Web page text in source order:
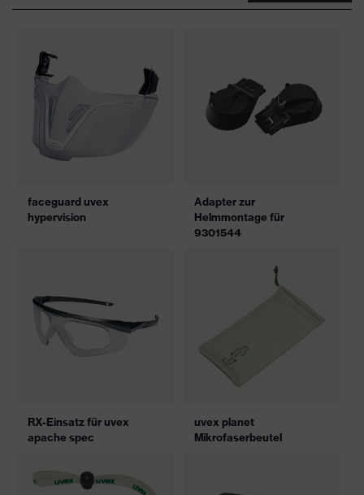
faceguard uvex
hypervision
Adapter zur
Helmmontage für
9301544
RX-Einsatz für uvex
apache spec
uvex planet
Mikrofaserbeutel